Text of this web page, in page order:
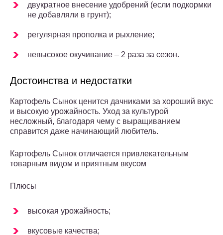
двукратное внесение удобрений (если подкормки
не добавляли в грунт);
регулярная прополка и рыхление;
невысокое окучивание – 2 раза за сезон.
Достоинства и недостатки
Картофель Сынок ценится дачниками за хороший вкус
и высокую урожайность. Уход за культурой
несложный, благодаря чему с выращиванием
справится даже начинающий любитель.
Картофель Сынок отличается привлекательным
товарным видом и приятным вкусом
Плюсы
высокая урожайность;
вкусовые качества;